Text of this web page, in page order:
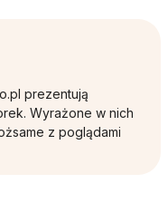
prezentują
Wyrażone w nich
z poglądami